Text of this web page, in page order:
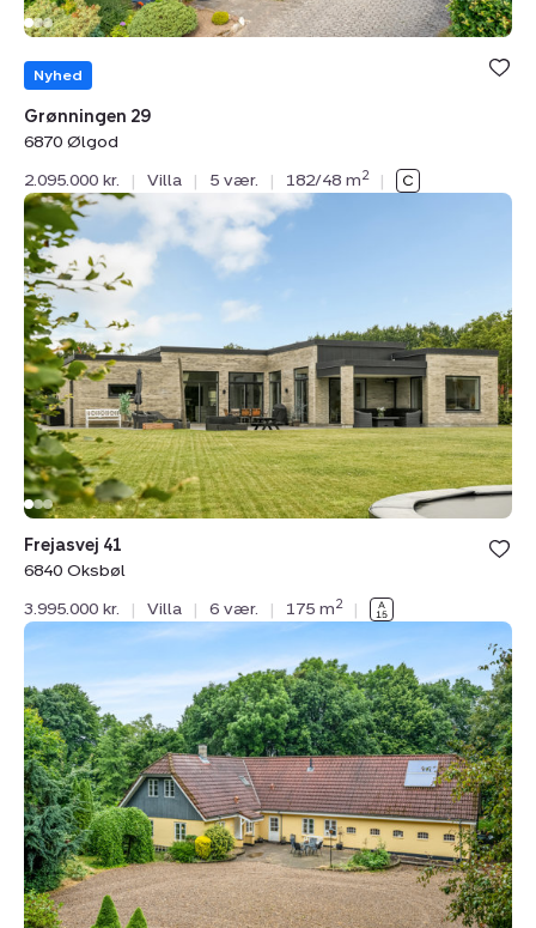
Nyhed
Grønningen 29
6870 Ølgod
2.095.000 kr.
| Villa | 5 vær. | 182/48 m2 |
Villa:
Frejasvej
41,
6840
Oksbøl
Frejasvej 41
6840 Oksbøl
3.995.000 kr.
| Villa | 6 vær. | 175 m2 |
Villa:
14,
6870
Ølgod